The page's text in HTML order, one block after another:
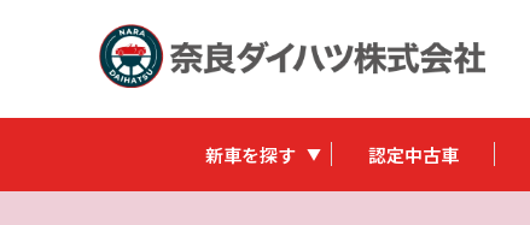
新車を探す 認定中古車